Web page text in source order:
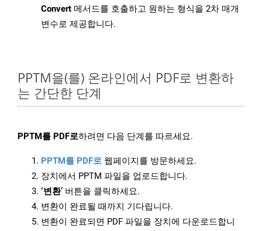
Convert 메서드를 호출하고 원하는 형식을 2차 매개
변수로 제공합니다.
PPTM을(를) 온라인에서 PDF로 변환하
는 간단한 단계
PPTM를 PDF로하려면 다음 단계를 따르세요.
PPTM를 PDF로 웹페이지를 방문하세요.
장치에서 PPTM 파일을 업로드합니다.
‘변환’ 버튼을 클릭하세요.
변환이 완료될 때까지 기다립니다.
변환이 완료되면 PDF 파일을 장치에 다운로드합니